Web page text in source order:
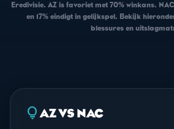
Eredivisie. AZ is favoriet met 70% winkans.
en 17% eindigt in gelijkspel. Bekijk
blessures en
lightbulbAZ VS NAC